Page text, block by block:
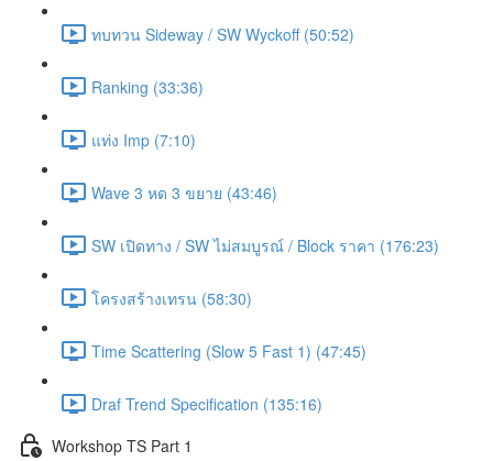
ทบทวน Sideway / SW Wyckoff (50:52)
Ranking (33:36)
แท่ง Imp (7:10)
Wave 3 หด 3 ขยาย (43:46)
SW เปิดทาง / SW ไม่สมบูรณ์ / Block ราคา (176:23)
โครงสร้างเทรน (58:30)
Time Scattering (Slow 5 Fast 1) (47:45)
Draf Trend Specification (135:16)
Workshop TS Part 1